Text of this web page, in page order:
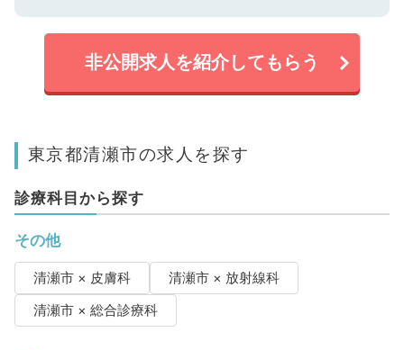
非公開求人を紹介してもらう
東京都清瀬市の求人を探す
診療科目から探す
その他
清瀬市 × 皮膚科
清瀬市 × 放射線科
清瀬市 × 総合診療科